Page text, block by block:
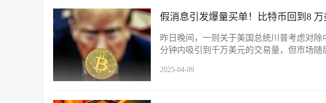
假消息引发爆量买单！比特币回到8 万
昨日晚间，一则关于美国总统川普考虑对
分钟内吸引到千万美元的交易量，但市场
2025-04-09